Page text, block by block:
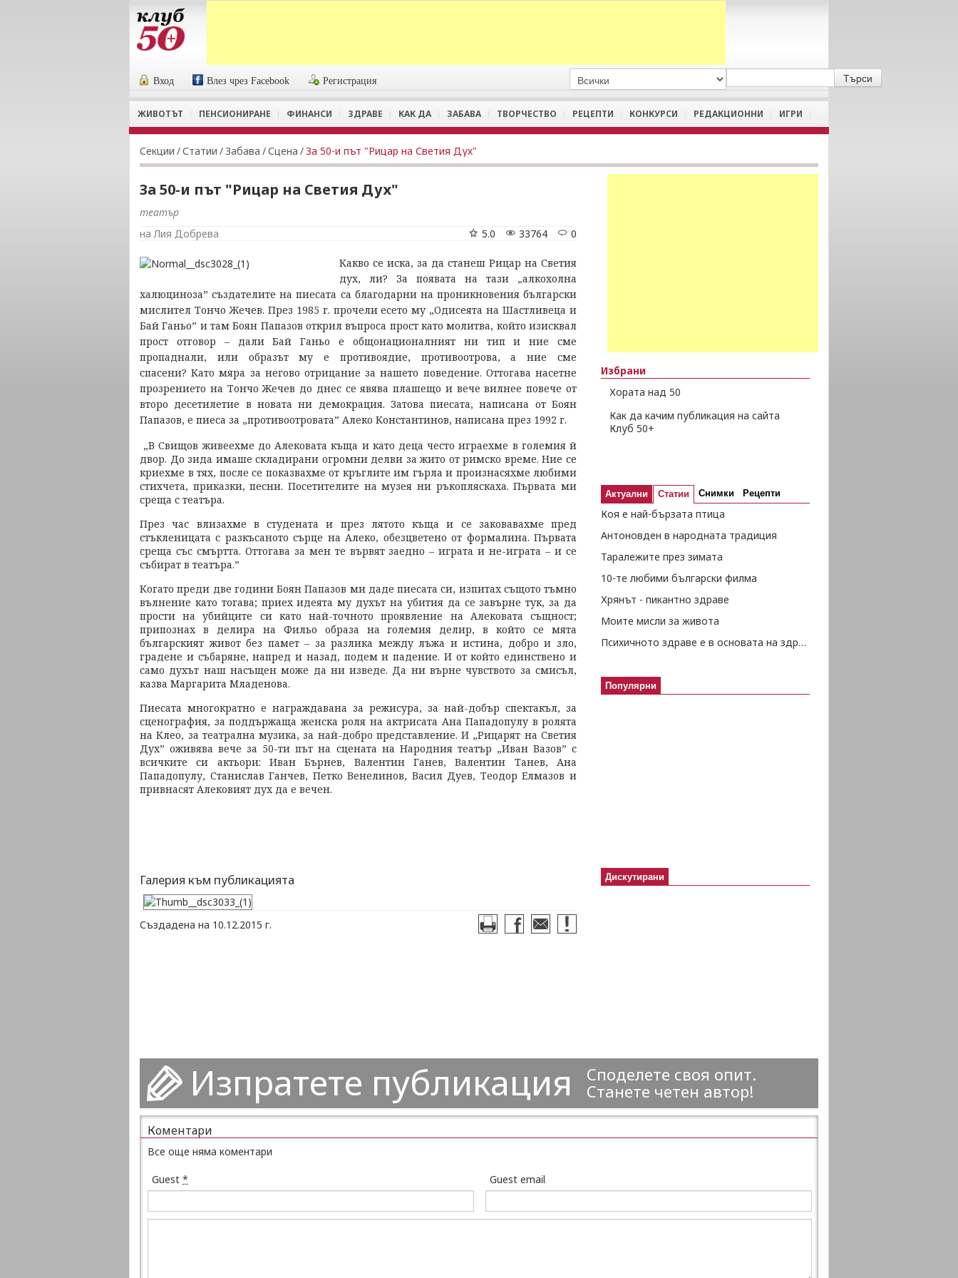
Вход Влез чрез Facebook Регистрация
ЖИВОТЪТ ПЕНСИОНИРАНЕ ФИНАНСИ ЗДРАВЕ КАК ДА ЗАБАВА ТВОРЧЕСТВО РЕЦЕПТИ КОНКУРСИ РЕДАКЦИОННИ ИГРИ
Секции /Статии / Забава /Сцена /За 50-и път "Рицар на Светия Дух"
За 50-и път "Рицар на Светия Дух"
театър
на Лия Добрева
0
33764
5.0
Какво се иска, за да станеш Рицар на Светия
дух, ли? За появата на тази „алкохолна
халюциноза” създателите на пиесата са благодарни на проникновения български
мислител Тончо Жечев. През 1985 г. прочели есето му „Одисеята на Шастливеца и
Бай Ганьо” и там Боян Папазов открил въпроса прост като молитва, който изисквал
прост отговор – дали Бай Ганьо е общонационалният ни тип и ние сме
пропаднали, или образът му е противоядие, противоотрова, а ние сме
спасени? Като мяра за негово отрицание за нашето поведение. Оттогава насетне
прозрението на Тончо Жечев до днес се явява плашещо и вече вилнее повече от
второ десетилетие в новата ни демокрация. Затова пиесата, написана от Боян
Папазов, е пиеса за „противоотровата” Алеко Константинов, написана през 1992 г.
„В Свищов живеехме до Алековата къща и като деца често играехме в големия й
двор. До зида имаше складирани огромни делви за жито от римско време. Ние се
криехме в тях, после се показвахме от кръглите им гърла и произнасяхме любими
стихчета, приказки, песни. Посетителите на музея ни ръкопляскаха. Първата ми
среща с театъра.
През час влизахме в студената и през лятото къща и се заковавахме пред
стъкленицата с разкъсаното сърце на Алеко, обезцветено от формалина. Първата
среща със смъртта. Оттогава за мен те вървят заедно – играта и не-играта – и се
събират в театъра.”
Когато преди две години Боян Папазов ми даде пиесата си, изпитах същото тъмно
вълнение като тогава; приех идеята му духът на убития да се завърне тук, за да
прости на убийците си като най-точното проявление на Алековата същност;
припознах в делира на Фильо образа на големия делир, в който се мята
българският живот без памет – за разлика между лъжа и истина, добро и зло,
градене и събаряне, напред и назад, подем и падение. И от който единствено и
само духът наш насъщен може да ни изведе. Да ни върне чувството за смисъл,
казва Маргарита Младенова.
Пиесата многократно е награждавана за режисура, за най-добър спектакъл, за
сценография, за поддържаща женска роля на актрисата Ана Пападопулу в ролята
на Клео, за театрална музика, за най-добро представление. И „Рицарят на Светия
Дух” оживява вече за 50-ти път на сцената на Народния театър „Иван Вазов” с
всичките си актьори: Иван Бърнев, Валентин Ганев, Валентин Танев, Ана
Пападопулу, Станислав Ганчев, Петко Венелинов, Васил Дуев, Теодор Елмазов и
привнасят Алековият дух да е вечен.
Галерия към публикацията
Създадена на 10.12.2015 г.
Избрани
Хората над 50
Как да качим публикация на сайта
Клуб 50+
Актуални Статии Снимки Рецепти
Коя е най-бързата птица
Антоновден в народната традиция
Таралежите през зимата
10-те любими български филма
Хрянът - пикантно здраве
Моите мисли за живота
Психичното здраве е в основата на здравето изобщо
Популярни
Дискутирани
Изпратете публикация
Споделете своя опит.
Станете четен автор!
Коментари
Все още няма коментари
Guest * Guest email